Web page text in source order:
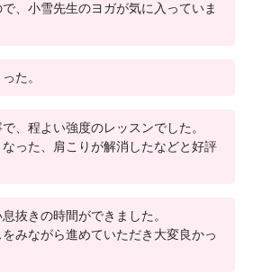
、小雪先生のヨガが気に入っていま
た。
、程よい強度のレッスンでした。
った、肩こりが解消したなどと好評
抜きの時間ができました。
みながら進めていただき大変良かっ